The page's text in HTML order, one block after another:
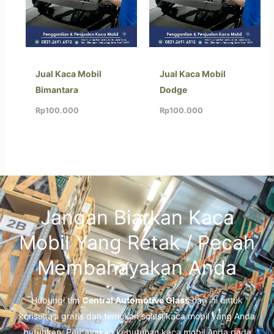
Jual Kaca Mobil
Bimantara
Rp100.000
Jual Kaca Mobil
Dodge
Rp100.000
Jangan Biarkan Kaca
Mobil Yang Retak / Pecah
Membahayakan Anda
Hubungi timCentral Automotive Glasshari ini untuk
konsultasi gratis dan temukan solusi kaca mobil yang Anda